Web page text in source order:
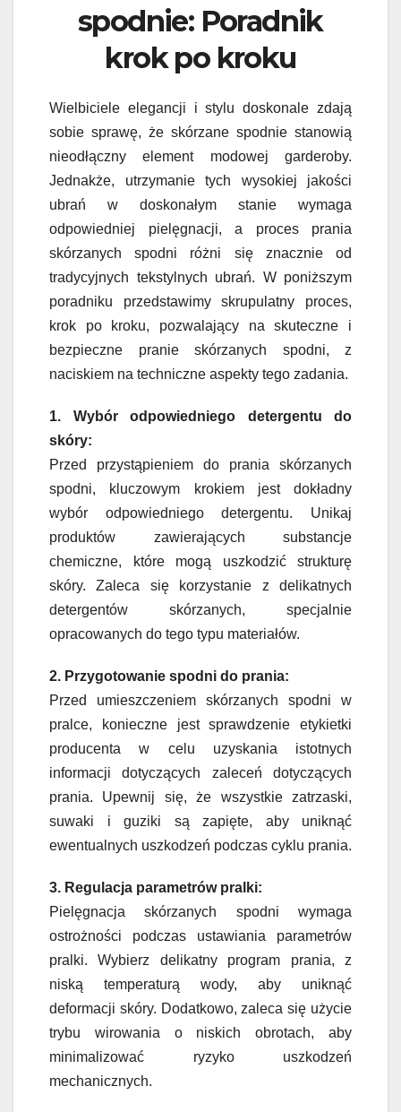
spodnie: Poradnik
krok po kroku
Wielbiciele elegancji i stylu doskonale zdają
sobie sprawę, że skórzane spodnie stanowią
nieodłączny element modowej garderoby.
Jednakże, utrzymanie tych wysokiej jakości
ubrań w doskonałym stanie wymaga
odpowiedniej pielęgnacji, a proces prania
skórzanych spodni różni się znacznie od
tradycyjnych tekstylnych ubrań. W poniższym
poradniku przedstawimy skrupulatny proces,
krok po kroku, pozwalający na skuteczne i
bezpieczne pranie skórzanych spodni, z
naciskiem na techniczne aspekty tego zadania.
1. Wybór odpowiedniego detergentu do
skóry:
Przed przystąpieniem do prania skórzanych
spodni, kluczowym krokiem jest dokładny
wybór odpowiedniego detergentu. Unikaj
produktów zawierających substancje
chemiczne, które mogą uszkodzić strukturę
skóry. Zaleca się korzystanie z delikatnych
detergentów skórzanych, specjalnie
opracowanych do tego typu materiałów.
2. Przygotowanie spodni do prania:
Przed umieszczeniem skórzanych spodni w
pralce, konieczne jest sprawdzenie etykietki
producenta w celu uzyskania istotnych
informacji dotyczących zaleceń dotyczących
prania. Upewnij się, że wszystkie zatrzaski,
suwaki i guziki są zapięte, aby uniknąć
ewentualnych uszkodzeń podczas cyklu prania.
3. Regulacja parametrów pralki:
Pielęgnacja skórzanych spodni wymaga
ostrożności podczas ustawiania parametrów
pralki. Wybierz delikatny program prania, z
niską temperaturą wody, aby uniknąć
deformacji skóry. Dodatkowo, zaleca się użycie
trybu wirowania o niskich obrotach, aby
minimalizować ryzyko uszkodzeń
mechanicznych.